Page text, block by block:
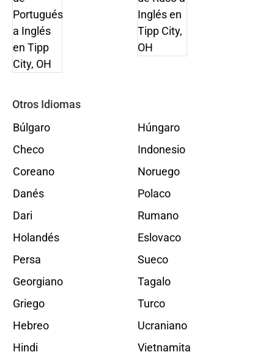
Otros Idiomas
Búlgaro
Checo
Coreano
Danés
Dari
Holandés
Persa
Georgiano
Griego
Hebreo
Hindi
Húngaro
Indonesio
Noruego
Polaco
Rumano
Eslovaco
Sueco
Tagalo
Turco
Ucraniano
Vietnamita